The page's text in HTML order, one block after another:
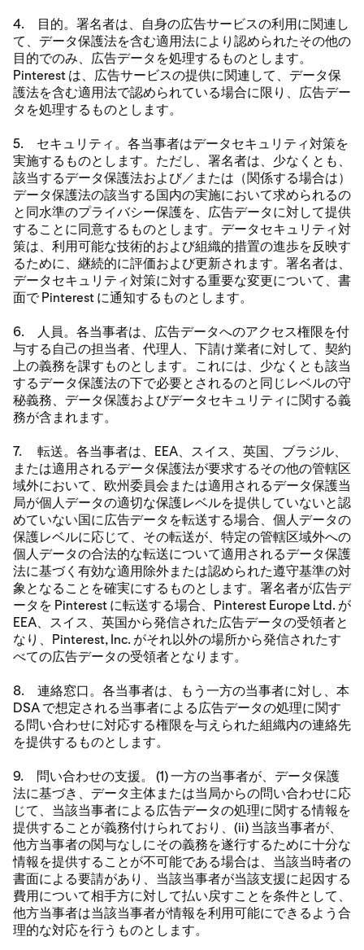
4. 目的。署名者は、自身の広告サービスの利用に関連し
て、データ保護法を含む適用法により認められたその他の
目的でのみ、広告データを処理するものとします。
Pinterest は、広告サービスの提供に関連して、データ保
護法を含む適用法で認められている場合に限り、広告デー
タを処理するものとします。
5. セキュリティ。各当事者はデータセキュリティ対策を
実施するものとします。ただし、署名者は、少なくとも、
該当するデータ保護法および／または（関係する場合は）
データ保護法の該当する国内の実施において求められるの
と同水準のプライバシー保護を、広告データに対して提供
することに同意するものとします。データセキュリティ対
策は、利用可能な技術的および組織的措置の進歩を反映す
るために、継続的に評価および更新されます。署名者は、
データセキュリティ対策に対する重要な変更について、書
面で Pinterest に通知するものとします。
6. 人員。各当事者は、広告データへのアクセス権限を付
与する自己の担当者、代理人、下請け業者に対して、契約
上の義務を課すものとします。これには、少なくとも該当
するデータ保護法の下で必要とされるのと同じレベルの守
秘義務、データ保護およびデータセキュリティに関する義
務が含まれます。
7. 転送。各当事者は、EEA、スイス、英国、ブラジル、
または適用されるデータ保護法が要求するその他の管轄区
域外において、欧州委員会または適用されるデータ保護当
局が個人データの適切な保護レベルを提供していないと認
めていない国に広告データを転送する場合、個人データの
保護レベルに応じて、その転送が、特定の管轄区域外への
個人データの合法的な転送について適用されるデータ保護
法に基づく有効な適用除外または認められた遵守基準の対
象となることを確実にするものとします。署名者が広告デ
ータを Pinterest に転送する場合、Pinterest Europe Ltd. が
EEA、スイス、英国から発信された広告データの受領者と
なり、Pinterest, Inc. がそれ以外の場所から発信されたす
べての広告データの受領者となります。
8. 連絡窓口。各当事者は、もう一方の当事者に対し、本
DSA で想定される当事者による広告データの処理に関す
る問い合わせに対応する権限を与えられた組織内の連絡先
を提供するものとします。
9. 問い合わせの支援。 (1) 一方の当事者が、データ保護
法に基づき、データ主体または当局からの問い合わせに応
じて、当該当事者による広告データの処理に関する情報を
提供することが義務付けられており、(ii) 当該当事者が、
他方当事者の関与なしにその義務を遂行するために十分な
情報を提供することが不可能である場合は、当該当時者の
書面による要請があり、当該当事者が当該支援に起因する
費用について相手方に対して払い戻すことを条件として、
他方当事者は当該当事者が情報を利用可能にできるよう合
理的な対応を行うものとします。